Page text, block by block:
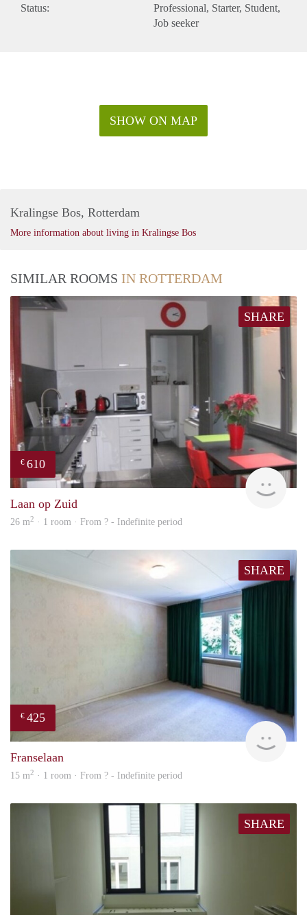
Status: Professional Starter Student
Job seeker
SHOW ON MAP
Kralingse Bos, Rotterdam
More information about living in Kralingse Bos
SIMILAR ROOMS IN ROTTERDAM
SHARE
€ 610
Laan op Zuid
26 m2 · 1 room · From ? - Indefinite period
SHARE
€ 425
Franselaan
15 m2 · 1 room · From ? - Indefinite period
SHARE